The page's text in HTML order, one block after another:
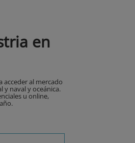
en
acceder al mercado
y naval y oceánica.
u online,